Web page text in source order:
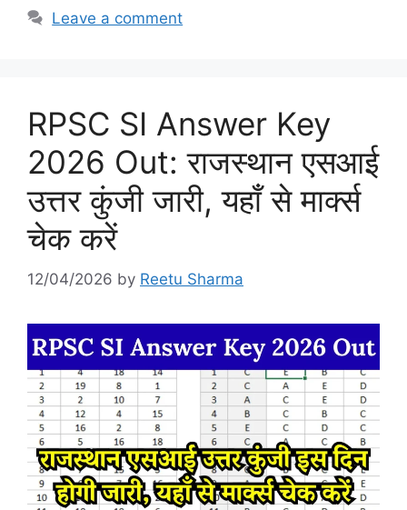
Leave a comment
RPSC SI Answer Key
2026 Out: राजस्थान एसआई
उत्तर कुंजी जारी, यहाँ से मार्क्स
चेक करें
12/04/2026 by Reetu Sharma